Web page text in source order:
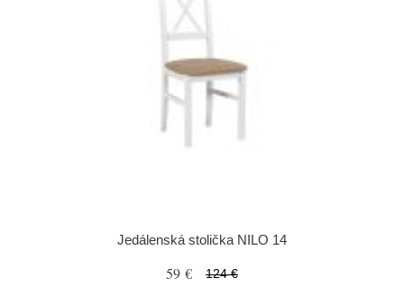
Jedálenská stolička NILO 14
59 € 124 €